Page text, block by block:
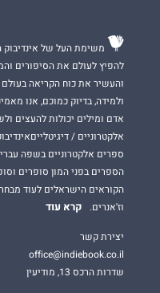
בפעם הראשונה, הגפרור ניצת
תשוקתם. האם הקשר ההולך
להישרף בלהבות? אחרי הכול,
אבל זה רק עניין של זמן עד
וכשכל העולם יראה את
מתכוון וייפר כשהוא קורא לו
אלה פרנקוברוק בליין,
המכר של ה-יו־אס־איי
לוהטת במיוחד לעולם הזוגיות
הביקורותב׳אמזון׳משבחות
משימת העל של
להפיץ לעולם את הסיפורים
והעשיר את כוח הקריאה
ולמידה, בדיוק כמוכם, אנו
אדם ומילים יכולות להעצים
אלקטרוניים /
ספרים אלקטרוניים בשפה
הספרים בפני המון סופרים
הקוראים הישראלים לעוד
וז'אנרים.
קרא עוד
יצירת קשר
office@indiebook.co.il
שדרות הרכס 13, מודיעין